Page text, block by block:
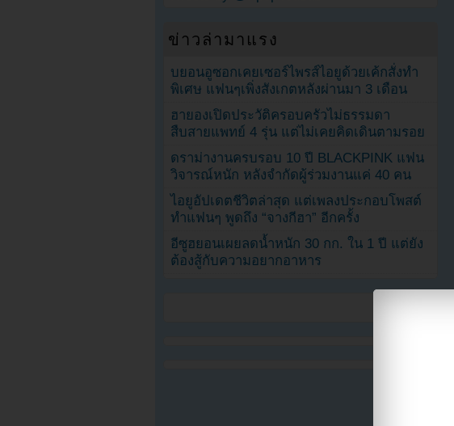
ข่าวล่ามาแรง
บยอนอูซอกเคยเซอร์ไพรส์ไอยูด้วยเค้กสั่งทำ
พิเศษ แฟนๆเพิ่งสังเกตหลังผ่านมา 3 เดือน
ฮายองเปิดประวัติครอบครัวไม่ธรรมดา
สืบสายแพทย์ 4 รุ่น แต่ไม่เคยคิดเดินตามรอย
ดราม่างานครบรอบ 10 ปี BLACKPINK แฟน
วิจารณ์หนัก หลังจำกัดผู้ร่วมงานแค่ 40 คน
ไอยูอัปเดตชีวิตล่าสุด แต่เพลงประกอบโพสต์
ทำแฟนๆ พูดถึง “จางกีฮา” อีกครั้ง
อีซูฮยอนเผยลดน้ำหนัก 30 กก. ใน 1 ปี แต่ยัง
ต้องสู้กับความอยากอาหาร